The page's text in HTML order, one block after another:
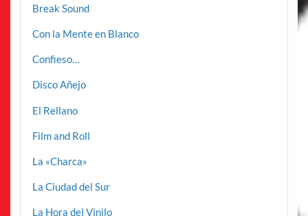
Break Sound
Con la Mente en Blanco
Confieso…
Disco Añejo
El Rellano
Film and Roll
La «Charca»
La Ciudad del Sur
La Hora del Vinilo